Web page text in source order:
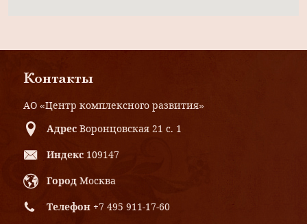
Контакты
АО «Центр комплексного развития»
Адрес Воронцовская 21 с. 1
Индекс 109147
Город Москва
Телефон +7 495 911-17-60